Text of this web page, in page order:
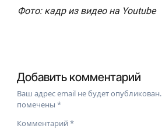
Фото: кадр из видео на Youtube
Добавить комментарий
Ваш адрес email не будет опубликован.
помечены*
Комментарий*